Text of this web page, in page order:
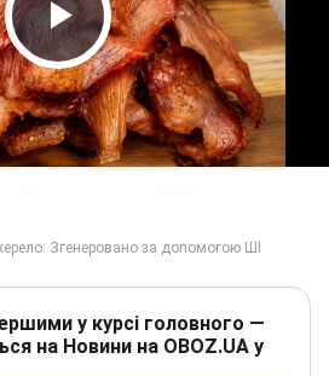
Play Video
у курсі головного —
на Новини на OBOZ.UA у